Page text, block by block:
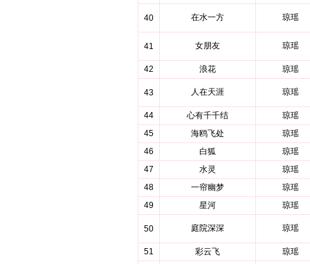
40 在水一方 琼瑶
41 女朋友 琼瑶
42 浪花 琼瑶
43 人在天涯 琼瑶
44 心有千千结
琼瑶
45
海鸥飞处
琼瑶
46
白狐
琼瑶
47
水灵
琼瑶
48
一帘幽梦
琼瑶
49
星河 琼瑶
50 庭院深深 琼瑶
51 彩云飞
琼瑶